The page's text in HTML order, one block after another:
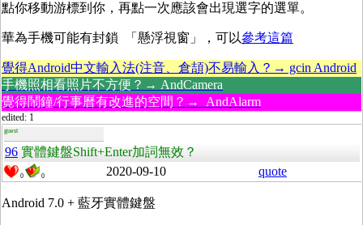
點你移動游標到你，再點一次應該會出現選字的選單。
華為手機可能有封鎖 「懸浮視窗」，可以參考這篇
覺得Android中文輸入法(注音、倉頡)不易輸入？→ gcin Android
手機照相看照片不方便？→ AndCamera
覺得鬧鐘/行事曆有改進的空間？→ AndAlarm
edited: 1
guest
96 實體鍵盤Shift+Enter加詞無效？
0 0 2020-09-10 quote
Android 7.0 + 藍牙實體鍵盤